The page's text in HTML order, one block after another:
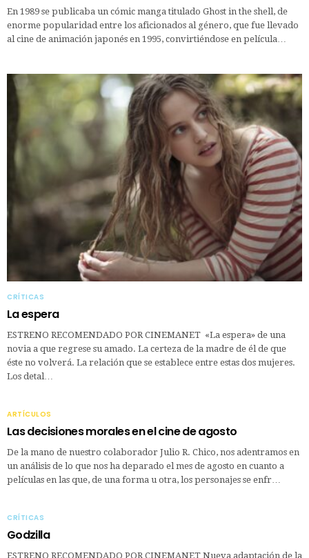
En 1989 se publicaba un cómic manga titulado Ghost in the shell, de
enorme popularidad entre los aficionados al género, que fue llevado
al cine de animación japonés en 1995, convirtiéndose en película…
CRÍTICAS
La espera
ESTRENO RECOMENDADO POR CINEMANET «La espera» de una
novia a que regrese su amado. La certeza de la madre de él de que
éste no volverá. La relación que se establece entre estas dos mujeres.
Los detal…
ARTÍCULOS
Las decisiones morales en el cine de agosto
De la mano de nuestro colaborador Julio R. Chico, nos adentramos en
un análisis de lo que nos ha deparado el mes de agosto en cuanto a
películas en las que, de una forma u otra, los personajes se enfr…
CRÍTICAS
Godzilla
ESTRENO RECOMENDADO POR CINEMANET Nueva adaptación de la